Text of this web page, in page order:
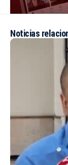
Noticias